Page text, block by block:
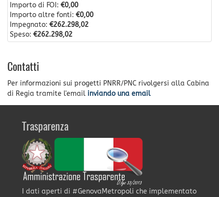
Importo di FOI: €0,00
Importo altre fonti: €0,00
Impegnato: €262.298,02
Speso: €262.298,02
Contatti
Per informazioni sui progetti PNRR/PNC rivolgersi alla Cabina
di Regia tramite l'email inviando una email
Trasparenza
I dati aperti di #GenovaMetropoli che implementato